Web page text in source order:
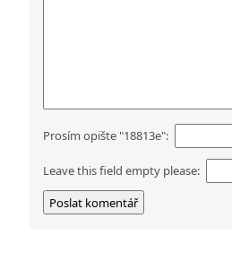
Prosím opište "18813e":
Leave this field empty please: